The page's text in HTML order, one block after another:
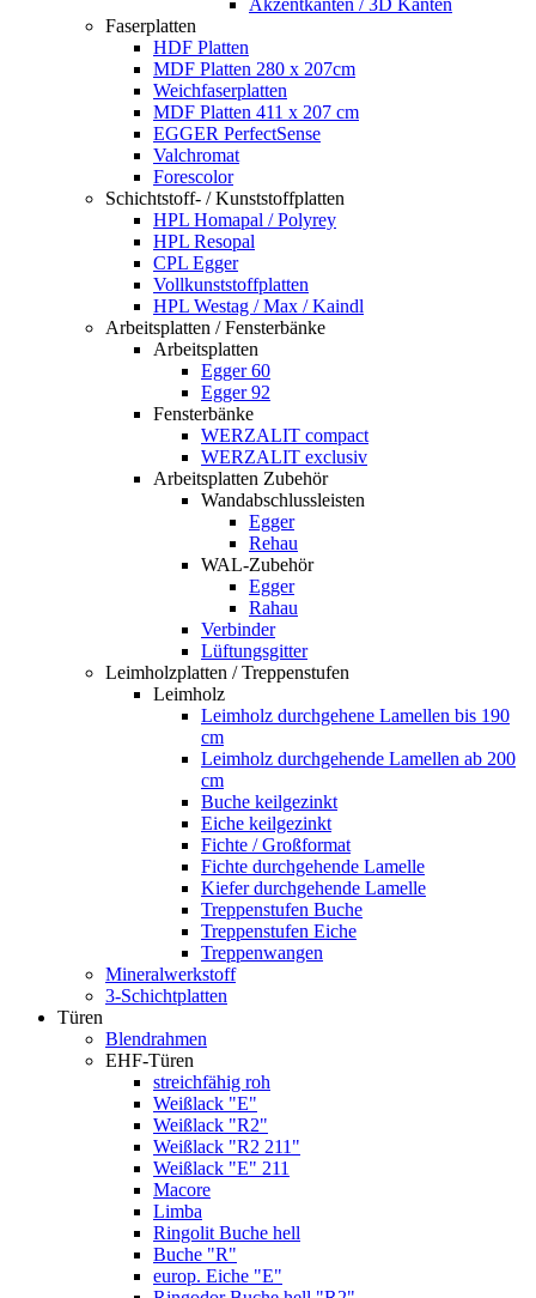
Akzentkanten / 3D Kanten
Faserplatten
HDF Platten
MDF Platten 280 x 207cm
Weichfaserplatten
MDF Platten 411 x 207 cm
EGGER PerfectSense
Valchromat
Forescolor
Schichtstoff- / Kunststoffplatten
HPL Homapal / Polyrey
HPL Resopal
CPL Egger
Vollkunststoffplatten
HPL Westag / Max / Kaindl
Arbeitsplatten / Fensterbänke
Arbeitsplatten
Egger 60
Egger 92
Fensterbänke
WERZALIT compact
WERZALIT exclusiv
Arbeitsplatten Zubehör
Wandabschlussleisten
Egger
Rehau
WAL-Zubehör
Egger
Rahau
Verbinder
Lüftungsgitter
Leimholzplatten / Treppenstufen
Leimholz
Leimholz durchgehene Lamellen bis 190
cm
Leimholz durchgehende Lamellen ab 200
cm
Buche keilgezinkt
Eiche keilgezinkt
Fichte / Großformat
Fichte durchgehende Lamelle
Kiefer durchgehende Lamelle
Treppenstufen Buche
Treppenstufen Eiche
Treppenwangen
Mineralwerkstoff
3-Schichtplatten
Türen
Blendrahmen
EHF-Türen
streichfähig roh
Weißlack "E"
Weißlack "R2"
Weißlack "R2 211"
Weißlack "E" 211
Macore
Limba
Ringolit Buche hell
Buche "R"
europ. Eiche "E"